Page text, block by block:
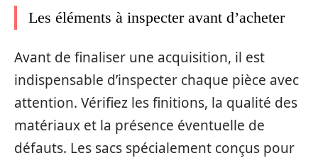
Les éléments à inspecter avant d’acheter
Avant de finaliser une acquisition, il est
indispensable d’inspecter chaque pièce avec
attention. Vérifiez les finitions, la qualité des
matériaux et la présence éventuelle de
défauts. Les sacs spécialement conçus pour